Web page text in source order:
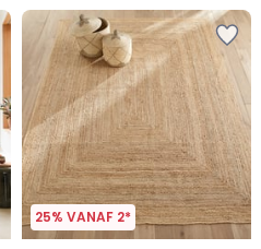
25% VANAF 2*